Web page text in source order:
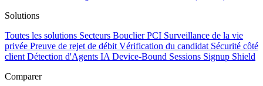
Solutions
Toutes les solutions Secteurs Bouclier PCI Surveillance de la vie
privée Preuve de rejet de débit Vérification du candidat Sécurité côté
client Détection d'Agents IA Device-Bound Sessions Signup Shield
Comparer